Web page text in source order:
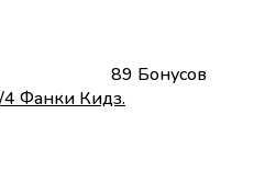
89 Бонусов
Фанки Кидз.